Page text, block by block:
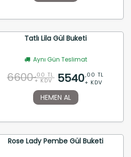
Tatlı Lila Gül Buketi
Aynı Gün Teslimat
6600 ,00 TL
+ KDV 5540,00 TL
+ KDV
HEMEN AL
Rose Lady Pembe Gül Buketi